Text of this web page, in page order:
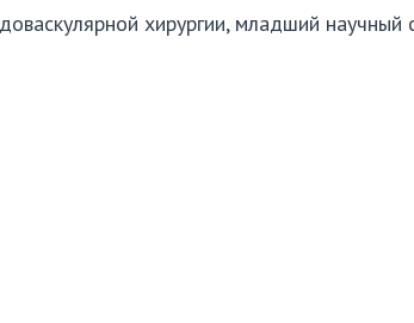
хирургии, младший научный